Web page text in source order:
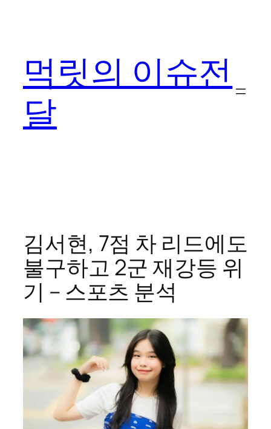
먹릿의 이슈전
달
김서현, 7점 차 리드에도
불구하고 2군 재강등 위
기 – 스포츠 분석